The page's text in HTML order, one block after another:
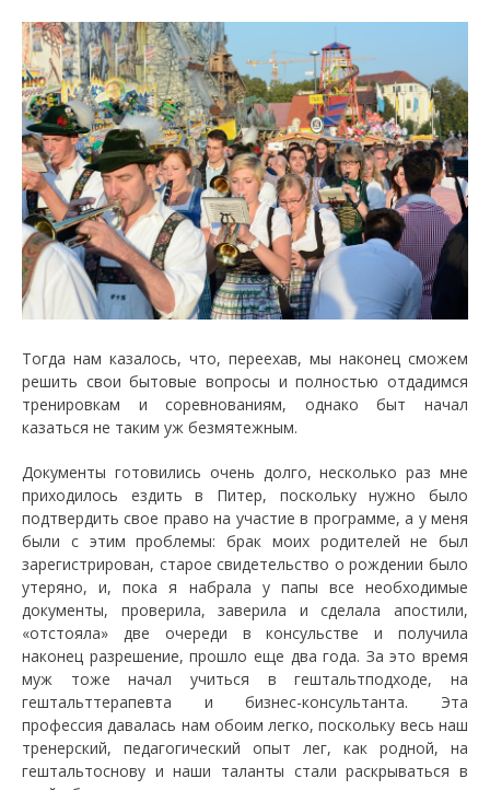
Тогда нам казалось, что, переехав, мы наконец сможем
решить свои бытовые вопросы и полностью отдадимся
тренировкам и соревнованиям, однако быт начал
казаться не таким уж безмятежным.
Документы готовились очень долго, несколько раз мне
приходилось ездить в Питер, поскольку нужно было
подтвердить свое право на участие в программе, а у меня
были с этим проблемы: брак моих родителей не был
зарегистрирован, старое свидетельство о рождении было
утеряно, и, пока я набрала у папы все необходимые
документы, проверила, заверила и сделала апостили,
«отстояла» две очереди в консульстве и получила
наконец разрешение, прошло еще два года. За это время
муж тоже начал учиться в гештальтподходе, на
гештальттерапевта и бизнес-консультанта. Эта
профессия давалась нам обоим легко, поскольку весь наш
тренерский, педагогический опыт лег, как родной, на
гештальтоснову и наши таланты стали раскрываться в